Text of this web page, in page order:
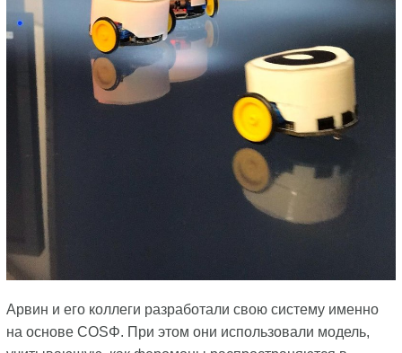
Арвин и его коллеги разработали свою систему именно
на основе COSΦ. При этом они использовали модель,